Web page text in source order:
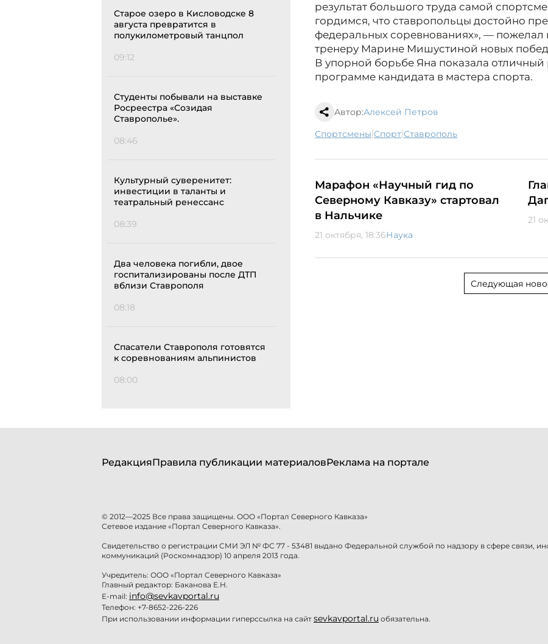
Старое озеро в Кисловодске 8
августа превратится в
полукилометровый танцпол
09:12
Студенты побывали на выставке
Росреестра «Созидая
Ставрополье».
08:46
Культурный суверенитет:
инвестиции в таланты и
театральный ренессанс
08:39
Два человека погибли, двое
госпитализированы после ДТП
вблизи Ставрополя
08:18
Спасатели Ставрополя готовятся
к соревнованиям альпинистов
08:00
результат большого труда самой
гордимся, что ставропольцы достойно
федеральных соревнованиях», — пожелал
тренеру Марине Мишустиной новых
В упорной борьбе Яна показала отличный
программе кандидата в мастера спорта.
Автор:Алексей Петров
спортсмены| спорт| Ставрополь
Марафон «Научный гид по
Северному Кавказу» стартовал
в Нальчике
21 октября, 18:36Наука
21
Следующая
РедакцияПравила публикации материаловРеклама на портале
© 2012—2025 Все права защищены. ООО «Портал Северного Кавказа»
Сетевое издание «Портал Северного Кавказа».
Свидетельство о регистрации СМИ ЭЛ № ФС 77 - 53481 выдано Федеральной службой по надзору в сфере связи,
коммуникаций (Роскомнадзор) 10 апреля 2013 года.
Учредитель: ООО «Портал Северного Кавказа»
Главный редактор: Баканова Е.Н.
E-mail: info@sevkavportal.ru
Телефон: +7-8652-226-226
При использовании информации гиперссылка на сайт sevkavportal.ru обязательна.